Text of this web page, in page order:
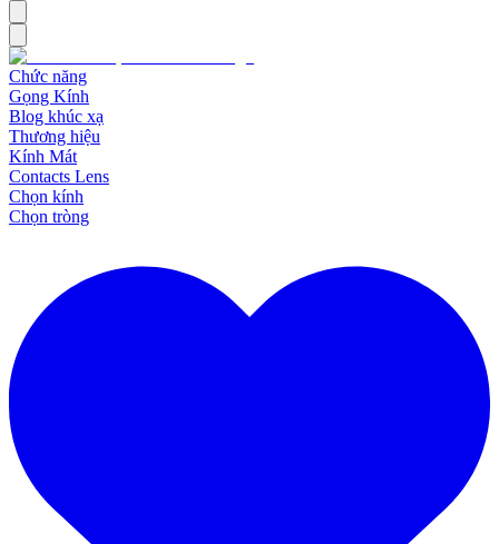
Chức năng
Gọng Kính
Blog khúc xạ
Thương hiệu
Kính Mát
Contacts Lens
Chọn kính
Chọn tròng